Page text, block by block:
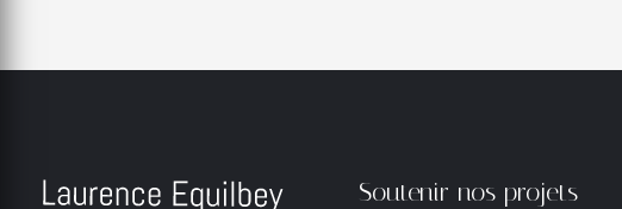
Soutenir nos projets